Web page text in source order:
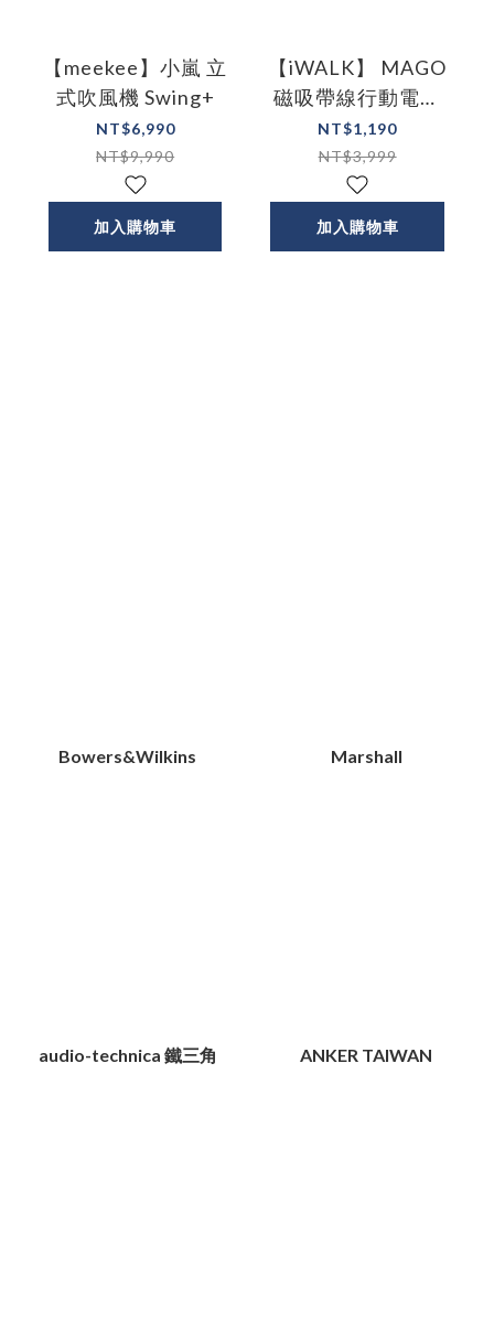
【meekee】小嵐 立
式吹風機 Swing+
NT$6,990
NT$9,990
加入購物車
【iWALK】 MAGO
磁吸帶線行動電源
磁吸行動電源
NT$1,190
NT$3,999
加入購物車
Bowers&Wilkins Marshall
audio-technica 鐵三角 ANKER TAIWAN